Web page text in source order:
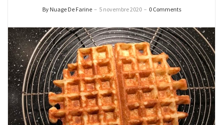
By Nuage De Farine – 5 novembre 2020 – 0 Comments